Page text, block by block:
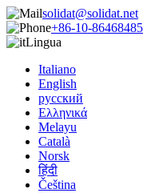
solidat@solidat.net
+86-10-86468485
Lingua
Italiano
English
русский
Ελληνικά
Melayu
Català
Norsk
हिंदी
Čeština